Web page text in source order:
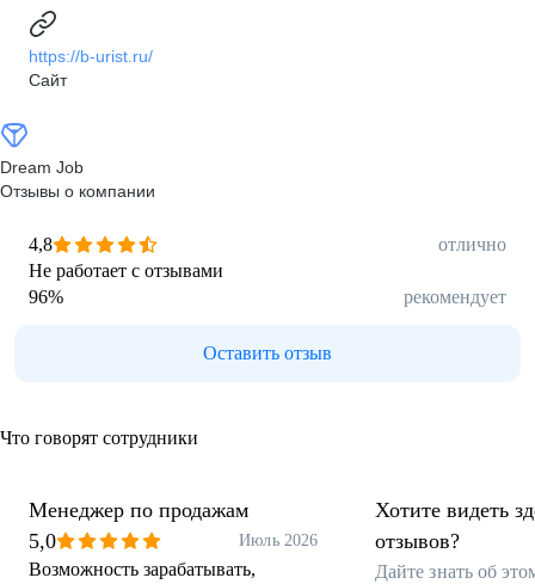
https://b-urist.ru/
Сайт
Dream Job
Отзывы о компании
4,8
отлично
Не работает с отзывами
96% рекомендует
Оставить отзыв
Что говорят сотрудники
Менеджер по продажам
5,0
Июль 2026
Возможность зарабатывать,
Хотите видеть
отзывов?
Дайте знать об